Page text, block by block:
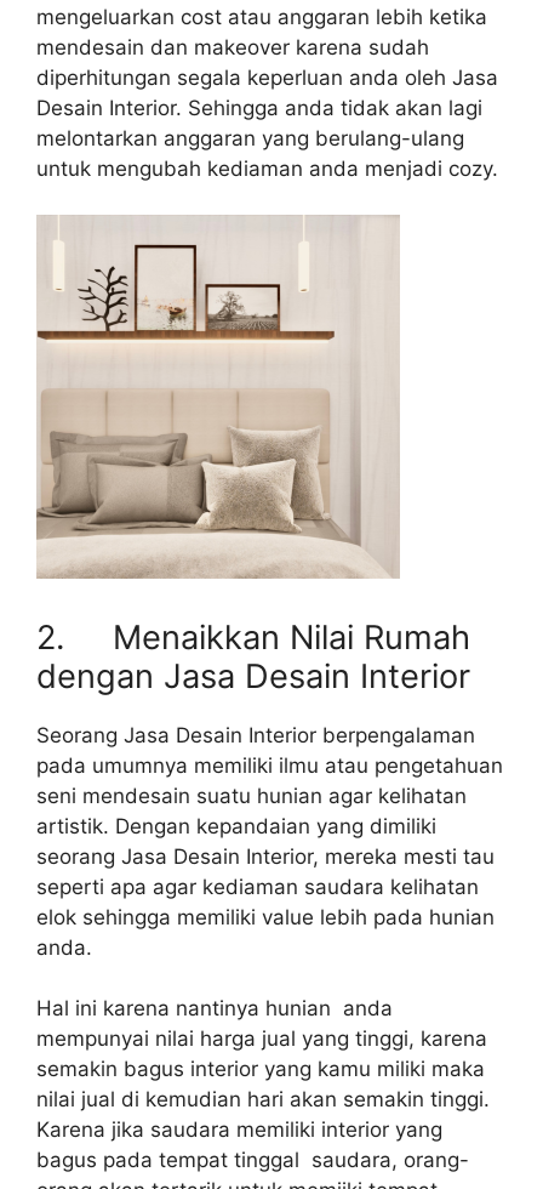
mengeluarkan cost atau anggaran lebih ketika
mendesain dan makeover karena sudah
diperhitungan segala keperluan anda oleh Jasa
Desain Interior. Sehingga anda tidak akan lagi
melontarkan anggaran yang berulang-ulang
untuk mengubah kediaman anda menjadi cozy.
2. Menaikkan Nilai Rumah
dengan Jasa Desain Interior
Seorang Jasa Desain Interior berpengalaman
pada umumnya memiliki ilmu atau pengetahuan
seni mendesain suatu hunian agar kelihatan
artistik. Dengan kepandaian yang dimiliki
seorang Jasa Desain Interior, mereka mesti tau
seperti apa agar kediaman saudara kelihatan
elok sehingga memiliki value lebih pada hunian
anda.
Hal ini karena nantinya hunian anda
mempunyai nilai harga jual yang tinggi, karena
semakin bagus interior yang kamu miliki maka
nilai jual di kemudian hari akan semakin tinggi.
Karena jika saudara memiliki interior yang
bagus pada tempat tinggal saudara, orang-